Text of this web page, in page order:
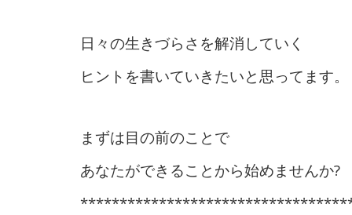
日々の生きづらさを解消していく
ヒントを書いていきたいと思ってます。
まずは目の前のことで
あなたができることから始めませんか?